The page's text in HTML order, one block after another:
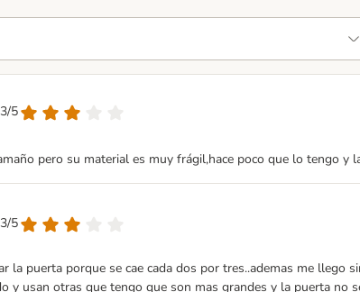
5
pero su material es muy frágil,hace poco que lo tengo y
5
la puerta porque se cae cada dos por tres..ademas me
y usan otras que tengo que son mas grandes y la puerta no